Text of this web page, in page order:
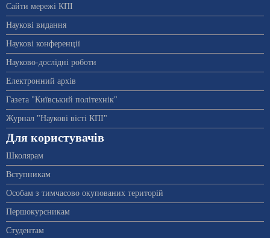
Сайти мережі КПІ
Наукові видання
Наукові конференції
Науково-дослідні роботи
Електронний архів
Газета "Київський політехнік"
Журнал "Наукові вісті КПІ"
Для користувачів
Школярам
Вступникам
Особам з тимчасово окупованих територій
Першокурсникам
Студентам